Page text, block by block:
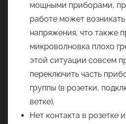
мощными приборами,
работе может
напряжения, что также
микроволновка плохо
этой ситуации совсем
переключить часть
группы (в розетки,
ветке).
Нет контакта в розетке